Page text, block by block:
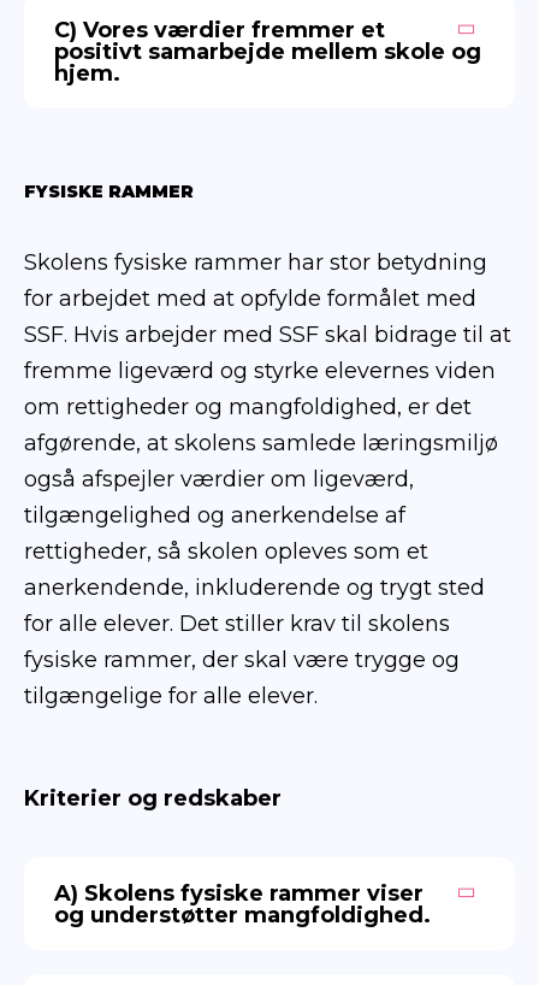
C) Vores værdier fremmer et
positivt samarbejde mellem skole og
hjem.
FYSISKE RAMMER
Skolens fysiske rammer har stor betydning
for arbejdet med at opfylde formålet med
SSF. Hvis arbejder med SSF skal bidrage til at
fremme ligeværd og styrke elevernes viden
om rettigheder og mangfoldighed, er det
afgørende, at skolens samlede læringsmiljø
også afspejler værdier om ligeværd,
tilgængelighed og anerkendelse af
rettigheder, så skolen opleves som et
anerkendende, inkluderende og trygt sted
for alle elever. Det stiller krav til skolens
fysiske rammer, der skal være trygge og
tilgængelige for alle elever.
Kriterier og redskaber
A) Skolens fysiske rammer viser
og understøtter mangfoldighed.